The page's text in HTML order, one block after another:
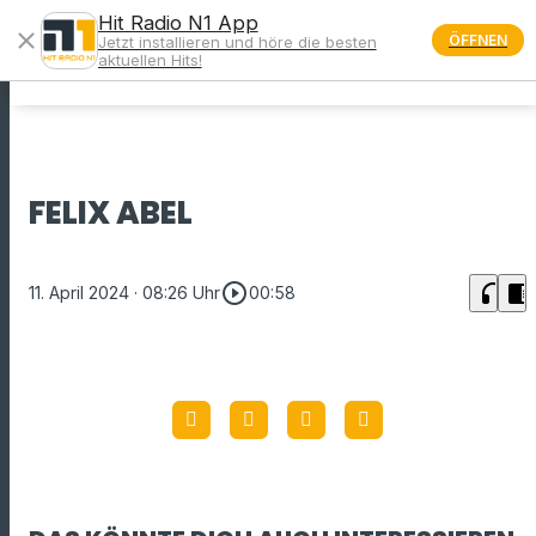
menu
FELIX ABEL
11. April 2024 · 08:26 Uhrplay_circle_outline00:58 headphones chrome_reader_mode
close
Hit Radio N1 App
Jetzt installieren und höre die besten
aktuellen Hits!
ÖFFNEN